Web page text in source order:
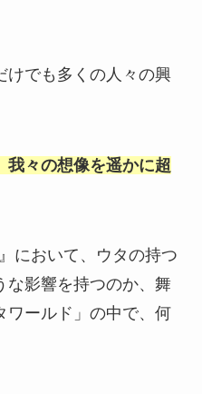
けでも多くの人々の興
我々の想像を遥かに超
において、ウタの持つ
な影響を持つのか、舞
ワールド」の中で、何